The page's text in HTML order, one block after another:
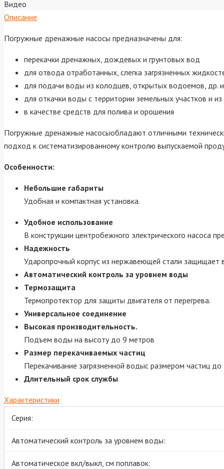
Видео
Описание
Погружные дренажные насосы предназначены для:
перекачки дренажных, дождевых и грунтовых вод
для отвода отработанных, слегка загрязненных
для подачи воды из колодцев, открытых водоемов, др.
для откачки воды с территории земельных участков и
в качестве средств для полива и орошения
Погружные дренажные насосыобладают отличными
подход к систематизированному контролю выпускаемой
Особенности:
Небольшие габариты
Удобная и компактная установка.
Удобное использование
В конструкции центробежного электрического насоса
Надежность
Ударопрочный корпус из нержавеющей стали защищает
Автоматический контроль за уровнем воды
Термозащита
Термопротектор для защиты двигателя от перегрева.
Универсальное соединение
Высокая производительность.
Подъем воды на высоту до 9 метров
Размер перекачиваемых частиц
Перекачивание загрязненной водыс размером частиц
Длительный срок службы
Характеристики
Серия:
Автоматический контроль за уровнем воды:
Автоматическое вкл/выкл, см поплавок: